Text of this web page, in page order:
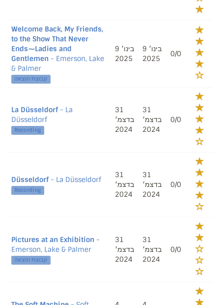
Welcome Back, My Friends,
to the Show That Never
Ends⁓Ladies and
Gentlemen - Emerson, Lake
& Palmer
קבוצת הוצאה
9 בינו׳
2025
9 בינו׳
2025
0/0
La Düsseldorf- La
Düsseldorf
Recording
31
בדצמ׳
2024
31
בדצמ׳
2024
0/0
Düsseldorf- La Düsseldorf
Recording
31
בדצמ׳
2024
31
בדצמ׳
2024
0/0
Pictures at an Exhibition -
Emerson, Lake & Palmer
קבוצת הוצאה
31
בדצמ׳
2024
31
בדצמ׳
2024
0/0